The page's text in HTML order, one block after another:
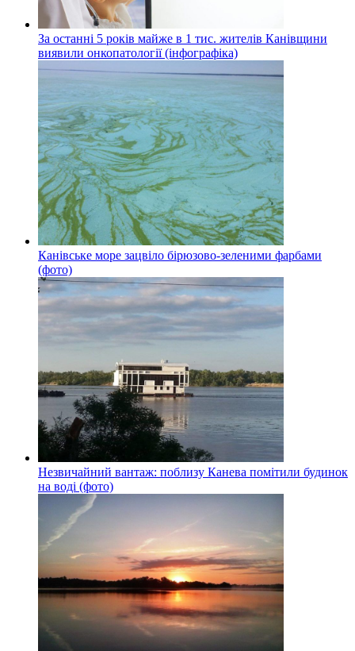
За останні 5 років майже в 1 тис. жителів Канівщини
виявили онкопатології (інфографіка)
Канівське море зацвіло бірюзово-зеленими фарбами
(фото)
Незвичайний вантаж: поблизу Канева помітили будинок
на воді (фото)